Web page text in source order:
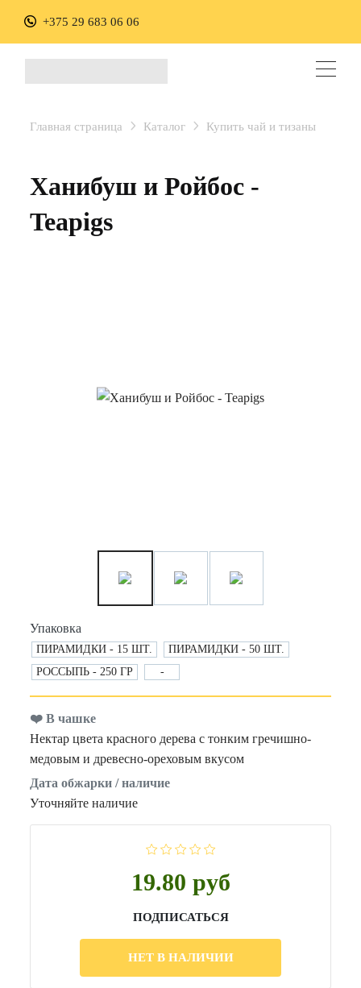
+375 29 683 06 06
Главная страница Каталог Купить чай и тизаны
Ханибуш и Ройбос -
Teapigs
Упаковка
ПИРАМИДКИ - 15 ШТ.
ПИРАМИДКИ - 50 ШТ.
РОССЫПЬ - 250 ГР
-
❤️ В чашке
Нектар цвета красного дерева с тонким гречишно-
медовым и древесно-ореховым вкусом
Дата обжарки / наличие
Уточняйте наличие
19.80 руб
ПОДПИСАТЬСЯ
НЕТ В НАЛИЧИИ